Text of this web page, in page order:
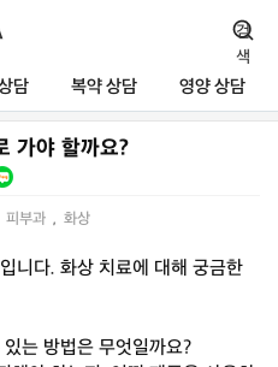
담 복약 상담 영양 상담
검
색
가야 할까요?
피부과 , 화상
니다. 화상 치료에 대해 궁금한
는 방법은 무엇일까요?